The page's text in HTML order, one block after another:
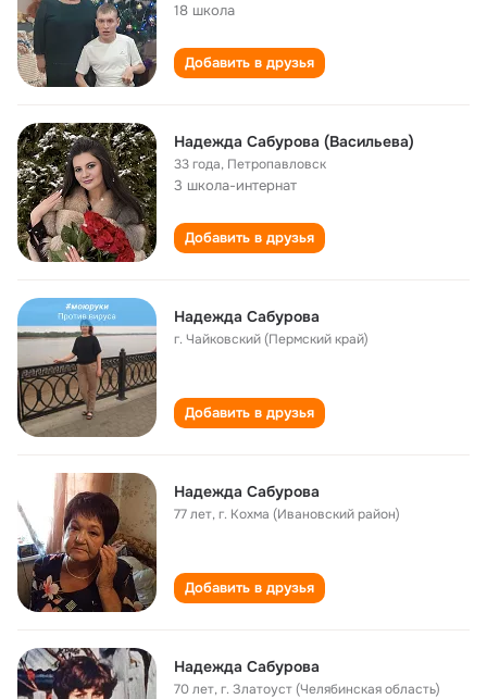
18 школа
Добавить в друзья
Надежда Сабурова (Васильева)
33 года, Петропавловск
3 школа-интернат
Добавить в друзья
Надежда Сабурова
г. Чайковский (Пермский край)
Добавить в друзья
Надежда Сабурова
77 лет,г. Кохма (Ивановский район)
Добавить в друзья
Надежда Сабурова
70 лет,г. Златоуст (Челябинская область)